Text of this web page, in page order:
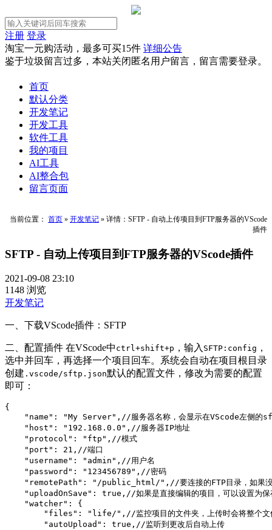
注册 登录
淘宝一元购活动，最多可买15件 详细公告
鉴于垃圾留言过多，本站关闭匿名用户留言，留言需要登录。
首页
默认分类
开发笔记
开发工具
软件工具
我的项目
AI工具
AI整合包
留言页面
当前位置： 首页 » 开发笔记 » 详情：SFTP - 自动上传项目到FTP服务器的VScode
插件
SFTP - 自动上传项目到FTP服务器的VScode插件
2021-09-08 23:10
1148 浏览
开发笔记
一、下载VScode插件：SFTP
二、配置插件 在VScode中 ctrl+shift+p ，输入 SFTP:config ，
选中并回车，再选择一个项目回车。系统会自动在项目根目录
创建 .vscode/sftp.json默认的配置文件，修改为需要的配置
即可：
{
"name": "My Server",//服务器名称，会显示在VScode左侧的
    "host": "192.168.0.0",//服务器IP地址
    "protocol": "ftp",//模式
    "port": 21,//端口
    "username": "admin",//用户名
    "password": "123456789",//密码
"remotePath": "/public_html/",//要连接的FTP目录，如果没
"uploadOnSave": true,//如果是直接编辑的项目，可以设置为保
    "watcher": {
"files": "life/",//监控项目的文件夹，上传时会将整个文
        "autoUpload": true,//监听到更改后自动上传